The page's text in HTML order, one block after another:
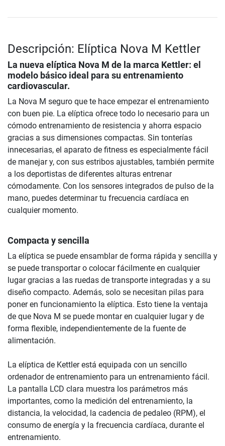
Descripción: Elíptica Nova M Kettler
La nueva elíptica Nova M de la marca Kettler: el
modelo básico ideal para su entrenamiento
cardiovascular.
La Nova M seguro que te hace empezar el entrenamiento
con buen pie. La elíptica ofrece todo lo necesario para un
cómodo entrenamiento de resistencia y ahorra espacio
gracias a sus dimensiones compactas. Sin tonterías
innecesarias, el aparato de fitness es especialmente fácil
de manejar y, con sus estribos ajustables, también permite
a los deportistas de diferentes alturas entrenar
cómodamente. Con los sensores integrados de pulso de la
mano, puedes determinar tu frecuencia cardíaca en
cualquier momento.
Compacta y sencilla
La elíptica se puede ensamblar de forma rápida y sencilla y
se puede transportar o colocar fácilmente en cualquier
lugar gracias a las ruedas de transporte integradas y a su
diseño compacto. Además, solo se necesitan pilas para
poner en funcionamiento la elíptica. Esto tiene la ventaja
de que Nova M se puede montar en cualquier lugar y de
forma flexible, independientemente de la fuente de
alimentación.
La elíptica de Kettler está equipada con un sencillo
ordenador de entrenamiento para un entrenamiento fácil.
La pantalla LCD clara muestra los parámetros más
importantes, como la medición del entrenamiento, la
distancia, la velocidad, la cadencia de pedaleo (RPM), el
consumo de energía y la frecuencia cardíaca, durante el
entrenamiento.